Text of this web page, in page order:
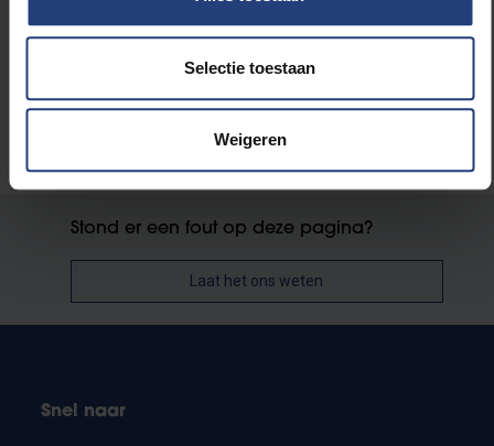
Selectie toestaan
Weigeren
Stond er een fout op deze pagina?
Laat het ons weten
Snel naar